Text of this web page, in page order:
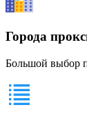
Города
Большой выбор